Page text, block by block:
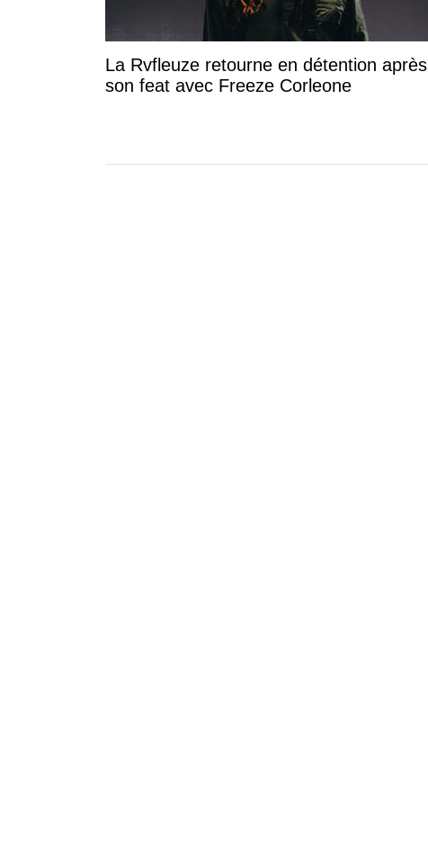
La Rvfleuze retourne en détention après
son feat avec Freeze Corleone